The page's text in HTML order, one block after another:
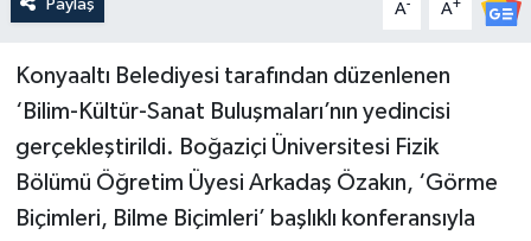
Paylaş A- A+
Konyaaltı Belediyesi tarafından düzenlenen
‘Bilim-Kültür-Sanat Buluşmaları’nın yedincisi
gerçekleştirildi. Boğaziçi Üniversitesi Fizik
Bölümü Öğretim Üyesi Arkadaş Özakın, ‘Görme
Biçimleri, Bilme Biçimleri’ başlıklı konferansıyla
Spor